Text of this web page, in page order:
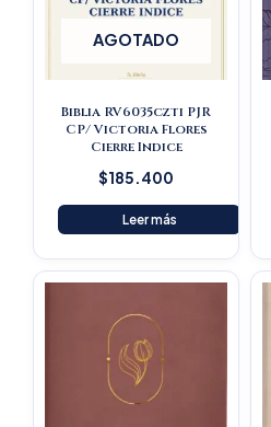
AGOTADO
Biblia RV6035czti PJR
CP/ Victoria Flores
Cierre Indice
$185.400
Leer más
Original
was:
$169.900.
Current